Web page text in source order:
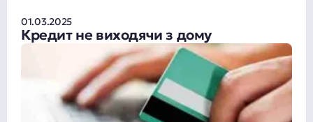
01.03.2025
Кредит не виходячи з дому